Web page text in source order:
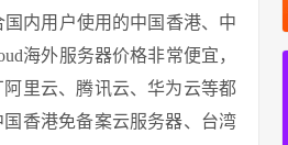
内用户使用的中国香港、中
海外服务器价格非常便宜，
里云、腾讯云、华为云等都
香港免备案云服务器、台湾